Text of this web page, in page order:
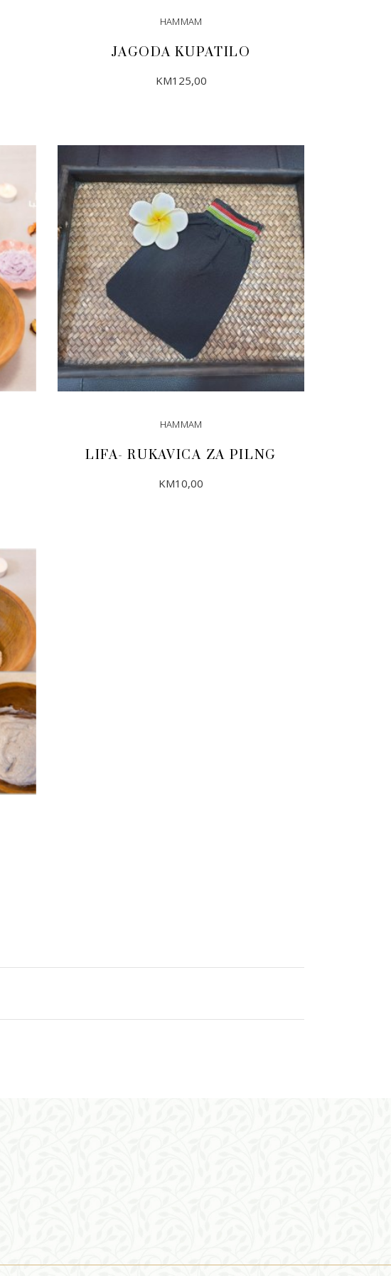
HAMMAM
JAGODA KUPATILO
KM125,00
HAMMAM
LIFA- RUKAVICA ZA PILNG
KM10,00